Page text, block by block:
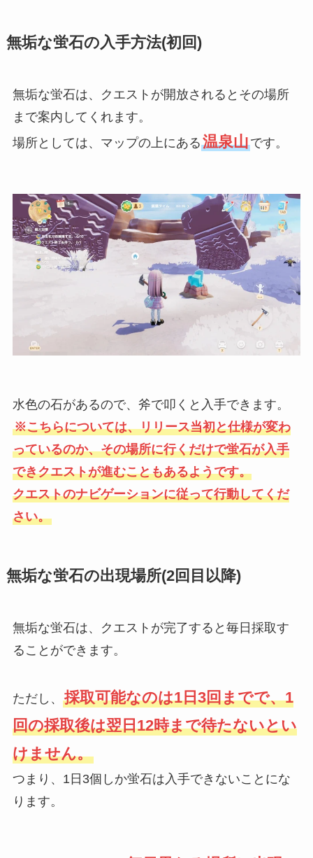
無垢な蛍石の入手方法(初回)
無垢な蛍石は、クエストが開放されるとその場所
まで案内してくれます。
場所としては、マップの上にある温泉山です。
水色の石があるので、斧で叩くと入手できます。
※こちらについては、リリース当初と仕様が変わ
っているのか、その場所に行くだけで蛍石が入手
できクエストが進むこともあるようです。
クエストのナビゲーションに従って行動してくだ
さい。
無垢な蛍石の出現場所(2回目以降)
無垢な蛍石は、クエストが完了すると毎日採取す
ることができます。
ただし、 採取可能なのは1日3回までで、1
回の採取後は翌日12時まで待たないとい
けません。
つまり、1日3個しか蛍石は入手できないことにな
ります。